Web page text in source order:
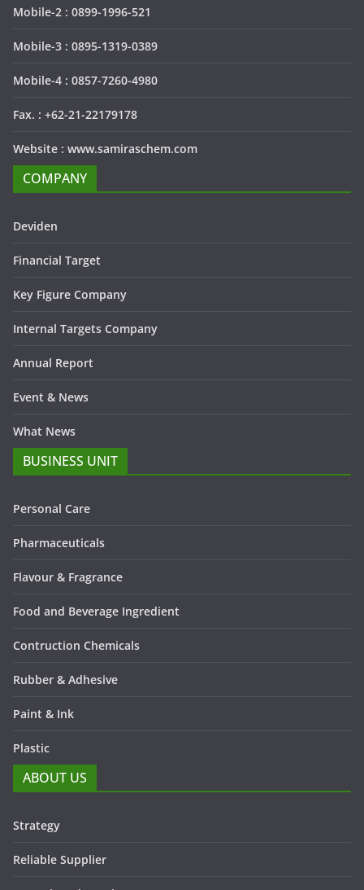
Mobile-2 : 0899-1996-521
Mobile-3 : 0895-1319-0389
Mobile-4 : 0857-7260-4980
Fax. : +62-21-22179178
Website : www.samiraschem.com
COMPANY
Deviden
Financial Target
Key Figure Company
Internal Targets Company
Annual Report
Event & News
What News
BUSINESS UNIT
Personal Care
Pharmaceuticals
Flavour & Fragrance
Food and Beverage Ingredient
Contruction Chemicals
Rubber & Adhesive
Paint & Ink
Plastic
ABOUT US
Strategy
Reliable Supplier